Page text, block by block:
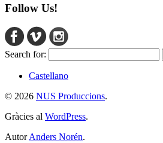
Follow Us!
Search for:
Castellano
© 2026 NUS Produccions.
Gràcies al WordPress.
AutorAnders Norén.